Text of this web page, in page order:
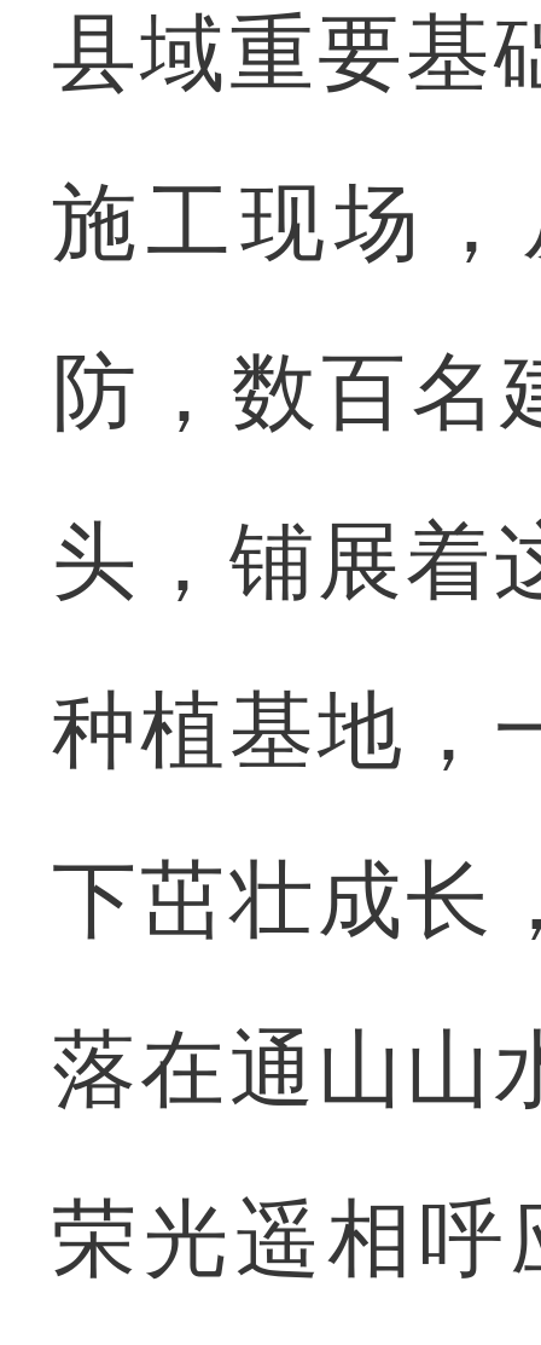
县域重要基
施工现场
防，数百名
头，铺展着
种植基地，
下茁壮成长
落在通山山
荣光遥相呼